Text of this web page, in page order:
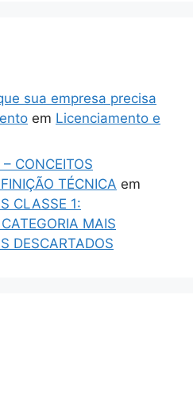
sua empresa precisa
em Licenciamento e
CONCEITOS
TÉCNICA em
CLASSE 1:
MAIS
DESCARTADOS